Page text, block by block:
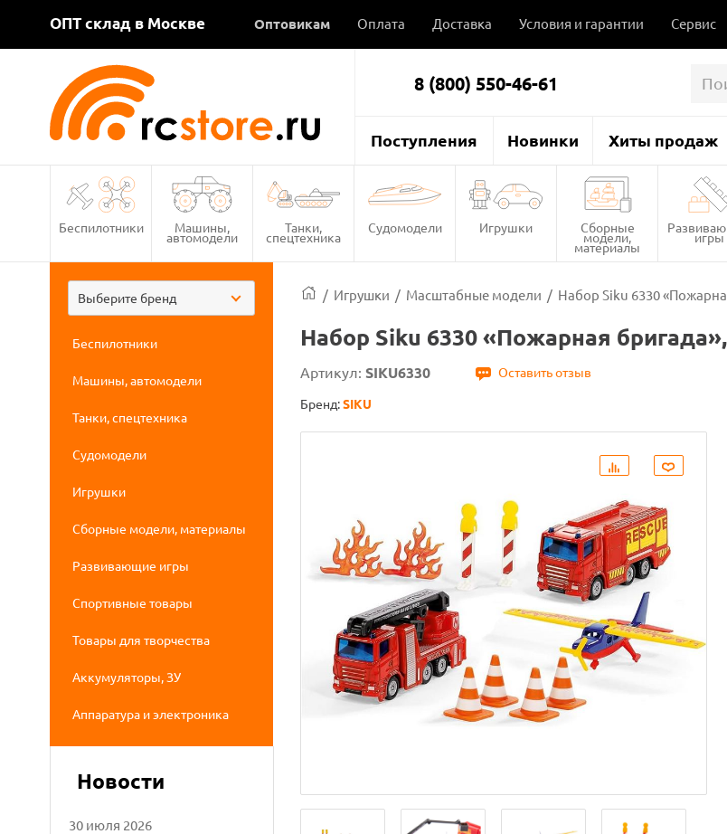
ОПТ склад в Москве Оптовикам Оплата Доставка Условия и гарантии Сервис
8 (800) 550-46-61
Поступления Новинки Хиты продаж
Беспилотники Машины,
автомодели
Танки,
спецтехника
Судомодели Игрушки Сборные
модели,
материалы
игры
Выберите бренд
Беспилотники
Машины, автомодели
Танки, спецтехника
Судомодели
Игрушки
Сборные модели, материалы
Развивающие игры
Спортивные товары
Товары для творчества
Аккумуляторы, ЗУ
Аппаратура и электроника
Новости
30 июля 2026
/ Игрушки / Масштабные модели / Набор Siku 6330
Набор Siku 6330 «Пожарная
Артикул: SIKU6330 Оставить отзыв
Бренд:SIKU